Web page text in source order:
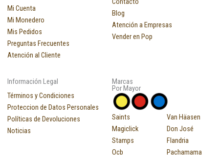
Mi Cuenta
Mi Monedero
Mis Pedidos
Preguntas Frecuentes
Atención al Cliente
Blog
Atención a Empresas
Vender en Pop
Información Legal
Términos y Condiciones
Proteccion de Datos Personales
Políticas de Devoluciones
Noticias
Marcas
Por Mayor
Saints
Magiclick
Stamps
Ocb
Van Häasen
Don José
Flandria
Pachamama